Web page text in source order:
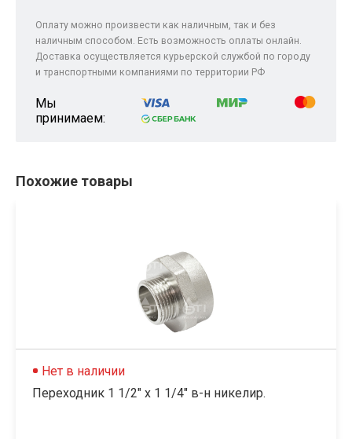
Оплату можно произвести как наличным, так и без
наличным способом. Есть возможность оплаты онлайн.
Доставка осуществляется курьерской службой по городу
и транспортными компаниями по территории РФ
Мы
принимаем:
Похожие товары
Нет в наличии
Переходник 1 1/2" х 1 1/4" в-н никелир.